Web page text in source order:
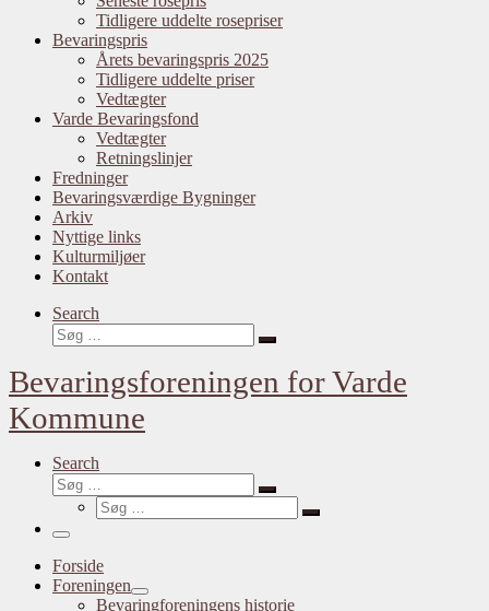
Tidligere uddelte rosepriser
Bevaringspris
Årets bevaringspris 2025
Tidligere uddelte priser
Vedtægter
Varde Bevaringsfond
Vedtægter
Retningslinjer
Fredninger
Bevaringsværdige Bygninger
Arkiv
Nyttige links
Kulturmiljøer
Kontakt
Search
Søg
Søg
Bevaringsforeningen for Varde
Kommune
Search
Søg
Søg
Søg
Søg
Menu
Forside
Foreningen
Bevaringforeningens historie